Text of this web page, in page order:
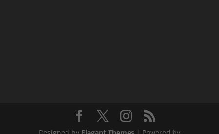
Designed by Elegant Themes| Powered by